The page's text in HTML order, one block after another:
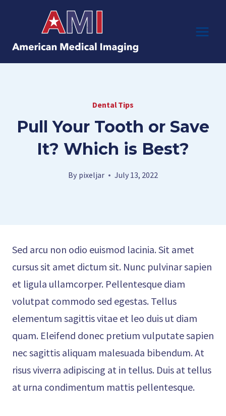
content
Dental Tips
Pull Your Tooth or Save
It? Which is Best?
By pixeljar July 13, 2022
Sed arcu non odio euismod lacinia. Sit amet
cursus sit amet dictum sit. Nunc pulvinar sapien
et ligula ullamcorper. Pellentesque diam
volutpat commodo sed egestas. Tellus
elementum sagittis vitae et leo duis ut diam
quam. Eleifend donec pretium vulputate sapien
nec sagittis aliquam malesuada bibendum. At
risus viverra adipiscing at in tellus. Duis at tellus
at urna condimentum mattis pellentesque.